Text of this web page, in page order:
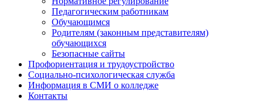
Педагогическим работникам
Обучающимся
Родителям (законным представителям)
обучающихся
Безопасные сайты
Профориентация и трудоустройство
Социально-психологическая служба
Информация в СМИ о колледже
Контакты